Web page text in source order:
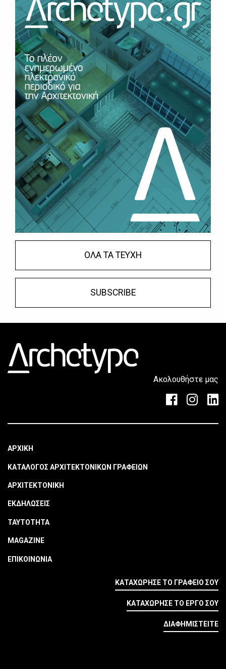
ΟΛΑ ΤΑ ΤΕΥΧΗ
SUBSCRIBE
Ακολουθήστε μας
ΑΡΧΙΚΗ
ΚΑΤΑΛΟΓΟΣ ΑΡΧΙΤΕΚΤΟΝΙΚΩΝ ΓΡΑΦΕΙΩΝ
ΑΡΧΙΤΕΚΤΟΝΙΚΗ
ΕΚΔΗΛΩΣΕΙΣ
ΤΑΥΤΟΤΗΤΑ
MAGAZINE
ΕΠΙΚΟΙΝΩΝΙΑ
ΚΑΤΑΧΩΡΗΣΕ ΤΟ ΓΡΑΦΕΙΟ ΣΟΥ
ΚΑΤΑΧΩΡΗΣΕ ΤΟ ΕΡΓΟ ΣΟΥ
ΔΙΑΦΗΜΙΣΤΕΙΤΕ